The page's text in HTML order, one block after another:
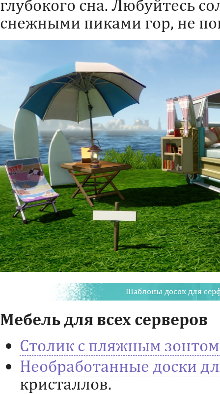
глубокого сна. Любуйтесь
снежными пиками гор, не
Шаблоны досок для
Мебель для всех серверов
Столик с пляжным зонтом
Необработанные доски
кристаллов.